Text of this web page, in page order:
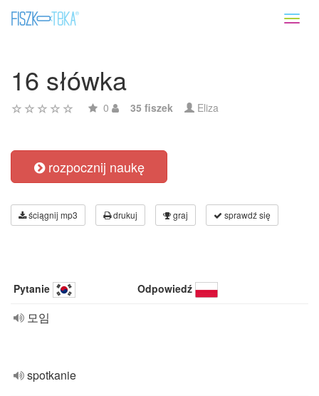
16 słówka
0 35 fiszek Eliza
rozpocznij naukę
ściągnij mp3 drukuj graj sprawdź się
Pytanie Odpowiedź
모임
spotkanie